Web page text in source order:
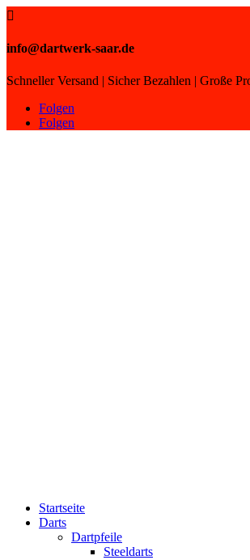

info@dartwerk-saar.de
Schneller Versand | Sicher Bezahlen | Große
Folgen
Folgen
Startseite
Darts
Dartpfeile
Steeldarts